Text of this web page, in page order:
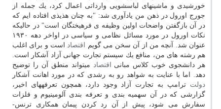
خورشیدی و ماشینهای لباس­شویی وارداتی اعمال كرد، یك جمله از
جورج اورول در ذهن من یادآوری شد: "به چنان هذیذی افتاده ایم كه
در آن بازگفتن واضحات اولین وظیفه ی فرهیختگان است" در حالیكه
نكات اورول در مورد مسائل نظامی و سیاسی در اواخر دهه ۱۹۳۰
عنوان شد. آنچه من از آن سخن می گویم
اقتصاد است و برای اغلب
هم رشته های من، منافع یك سیستم تجارت جهانی آزاد آشكار است.
هر دانشجوی خوب كلاس مبانی
اقتصاد می­تواند منطق آن را توضیح
دهد. اما با عنایت به شواهد رو به رشدی كه در مورد اهانت آشكار
دولت ترامپ به تجارت آزاد وجود دارد، همچون تعرفه­های اخیر،
گزارشی كه در آن سهمیه بندی و تعرفه بندی آلومینیوم و فلزات
سفارش می شود، پیش از آن رد كردن پیمان همكاری ترنس-